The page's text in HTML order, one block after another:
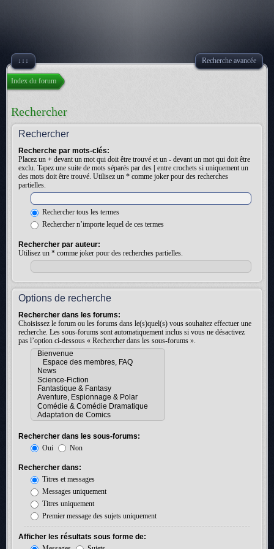
↓↓↓ Recherche avancée
Index du forum
Rechercher
Rechercher
Recherche par mots-clés:
Placez un + devant un mot qui doit être trouvé et un - devant un mot qui doit être
exclu. Tapez une suite de mots séparés par des
entre crochets si uniquement un
des mots doit être trouvé. Utilisez un * comme joker pour des recherches
partielles.
Rechercher tous les termes
Rechercher n’importe lequel de ces termes
Rechercher par auteur:
Utilisez un * comme joker pour des recherches partielles.
Options de recherche
Rechercher dans les forums:
Choisissez le forum ou les forums dans le(s)quel(s) vous souhaitez effectuer une
recherche. Les sous-forums sont automatiquement inclus si vous ne désactivez
pas l’option ci-dessous « Rechercher dans les sous-forums ».
Rechercher dans les sous-forums:
Oui
Non
Rechercher dans:
Titres et messages
Messages uniquement
Titres uniquement
Premier message des sujets uniquement
Afficher les résultats sous forme de: